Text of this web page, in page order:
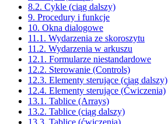
8.2. Cykle (ciąg dalszy)
9. Procedury i funkcje
10. Okna dialogowe
11.1. Wydarzenia ze skoroszytu
11.2. Wydarzenia w arkuszu
12.1. Formularze niestandardowe
12.2. Sterowanie (Controls)
12.3. Elementy sterujące (ciąg dalszy)
12.4. Elementy sterujące (Ćwiczenia)
13.1. Tablice (Arrays)
13.2. Tablice (ciąg dalszy)
13.3. Tablice (ćwiczenia)